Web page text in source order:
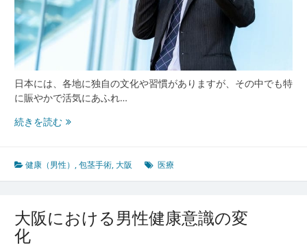
日本には、各地に独自の文化や習慣がありますが、その中でも特
に賑やかで活気にあふれ…
続きを読む大
包
茎
が
健康（男性） ,包茎手術,大阪 医療
大阪における男性健康意識の変
化